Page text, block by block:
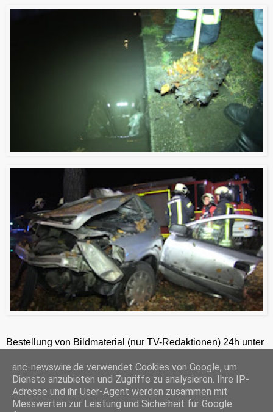
Bestellung von Bildmaterial (nur TV-Redaktionen) 24h unter
ANC-NEWS-TELEVISION GmbH, Kruppstraße 82 – 100, 45145 Essen, HRB 12411, Amtsgericht Essen, Geschäftsführer: C. Anhuth
C
o
p
E
m
a
W
h
a
P
r
i
S
h
a
anc-newswire.de verwendet Cookies von Google, um
Dienste anzubieten und Zugriffe zu analysieren. Ihre IP-
Adresse und ihr User-Agent werden zusammen mit
Messwerten zur Leistung und Sicherheit für Google